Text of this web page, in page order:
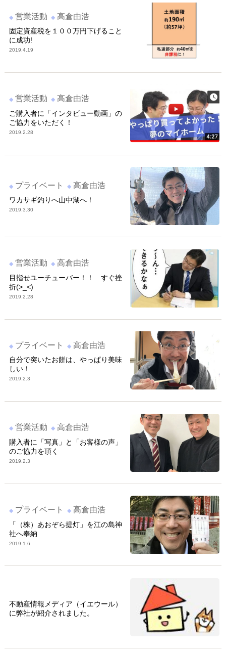
営業活動 高倉由浩
固定資産税を１００万円下げること
に成功!
2019.4.19
営業活動 高倉由浩
ご購入者に「インタビュー動画」の
ご協力をいただく！
2019.2.28
プライベート 高倉由浩
ワカサギ釣りへ山中湖へ！
2019.3.30
営業活動 高倉由浩
目指せユーチューバー！！ すぐ挫
折(>_<)
2019.2.28
プライベート 高倉由浩
自分で突いたお餅は、やっぱり美味
しい！
2019.2.3
営業活動 高倉由浩
購入者に「写真」と「お客様の声」
のご協力を頂く
2019.2.3
プライベート 高倉由浩
「（株）あおぞら提灯」を江の島神
社へ奉納
2019.1.6
不動産情報メディア（イエウール）
に弊社が紹介されました。